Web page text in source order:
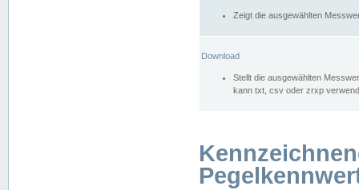
Zeigt die ausgewählten
Download
Stellt die ausgewählten
kann txt, csv oder zrxp